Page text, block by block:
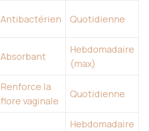
Antibactérien Quotidienne
Absorbant
Hebdomadaire
(max)
Renforce la
flore vaginale
Quotidienne
Hebdomadaire